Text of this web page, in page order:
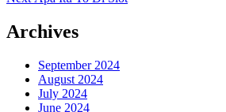
navigation
Archives
September 2024
August 2024
July 2024
June 2024